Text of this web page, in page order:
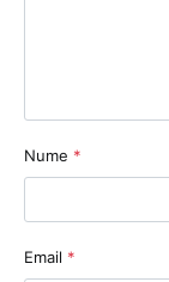
Nume *
Email *